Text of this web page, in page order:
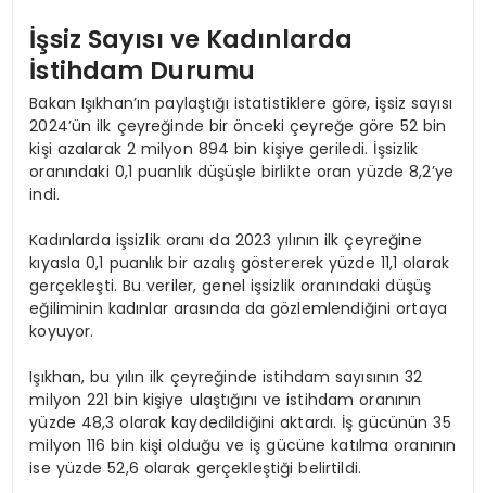
İşsiz Sayısı ve Kadınlarda
İstihdam Durumu
Bakan Işıkhan’ın paylaştığı istatistiklere göre, işsiz sayısı
2024’ün ilk çeyreğinde bir önceki çeyreğe göre 52 bin
kişi azalarak 2 milyon 894 bin kişiye geriledi. İşsizlik
oranındaki 0,1 puanlık düşüşle birlikte oran yüzde 8,2’ye
indi.
Kadınlarda işsizlik oranı da 2023 yılının ilk çeyreğine
kıyasla 0,1 puanlık bir azalış göstererek yüzde 11,1 olarak
gerçekleşti. Bu veriler, genel işsizlik oranındaki düşüş
eğiliminin kadınlar arasında da gözlemlendiğini ortaya
koyuyor.
Işıkhan, bu yılın ilk çeyreğinde istihdam sayısının 32
milyon 221 bin kişiye ulaştığını ve istihdam oranının
yüzde 48,3 olarak kaydedildiğini aktardı. İş gücünün 35
milyon 116 bin kişi olduğu ve iş gücüne katılma oranının
ise yüzde 52,6 olarak gerçekleştiği belirtildi.